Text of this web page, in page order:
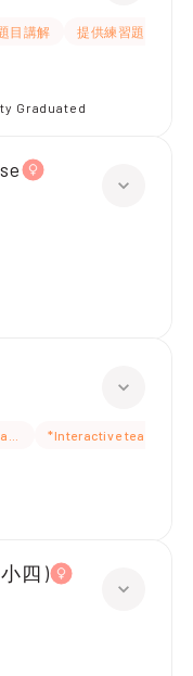
目講解
提供練習題/試題
Graduated
*Interactive teaching
四)